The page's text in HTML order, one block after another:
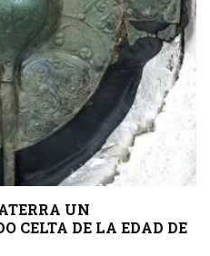
UN
CELTA DE LA EDAD DE